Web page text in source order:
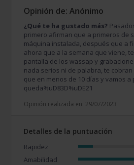
Opinión de: Anónimo
¿Qué te ha gustado más?
primero afirman que a primeros de
máquina instalada, después que a
ahora que a la semana que viene,
pantalla de los wassap y
nada serios ni de palabra, te
que en menos de 10 días y vamos a
queda%uD83D%uDE21
Opinión realizada en: 29/07/2023
Detalles de la puntuación
Rapidez
Amabilidad